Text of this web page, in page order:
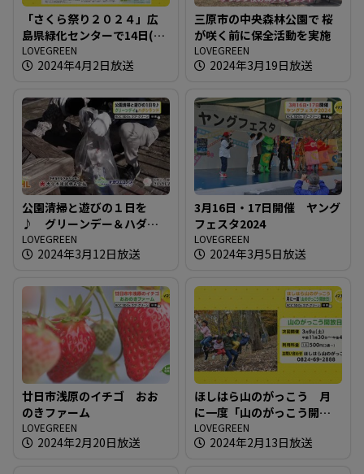
「さくら祭り２０２４」広
島県緑化センターで14日(日)
まで
LOVEGREEN
2024年4月2日放送
三原市の中央森林公園で 桜
が咲く前に保全活動を実施
LOVEGREEN
2024年3月19日放送
公園清掃と遊びの１日を
♪ グリーンデー＆ハダシ
ランド
LOVEGREEN
2024年3月12日放送
3月16日・17日開催 ヤング
フェスタ2024
LOVEGREEN
2024年3月5日放送
廿日市浅原のイチゴ おお
のきファーム
LOVEGREEN
2024年2月20日放送
ほしはら山のがっこう 月
に一度「山のがっこう開放
日」
LOVEGREEN
2024年2月13日放送